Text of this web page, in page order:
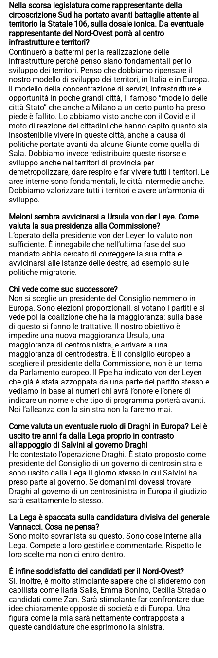
Nella scorsa legislatura come rappresentante della
circoscrizione Sud ha portato avanti battaglie attente al
territorio la Statale 106, sulla dosale ionica. Da eventuale
rappresentante del Nord-Ovest porrà al centro
infrastrutture e territori?
Continuerò a battermi per la realizzazione delle
infrastrutture perché penso siano fondamentali per lo
sviluppo dei territori. Penso che dobbiamo ripensare il
nostro modello di sviluppo dei territori, in Italia e in Europa.
il modello della concentrazione di servizi, infrastrutture e
opportunità in poche grandi città, il famoso “modello delle
città Stato” che anche a Milano a un certo punto ha preso
piede è fallito. Lo abbiamo visto anche con il Covid e il
moto di reazione dei cittadini che hanno capito quanto sia
insostenibile vivere in queste città, anche a causa di
politiche portate avanti da alcune Giunte come quella di
Sala. Dobbiamo invece redistribuire queste risorse e
sviluppo anche nei territori di provincia per
demetropolizzare, dare respiro e far vivere tutti i territori. Le
aree interne sono fondamentali, le città intermedie anche.
Dobbiamo valorizzare tutti i territori e avere un’armonia di
sviluppo.
Meloni sembra avvicinarsi a Ursula von der Leye. Come
valuta la sua presidenza alla Commissione?
L’operato della presidente von der Leyen lo valuto non
sufficiente. È innegabile che nell’ultima fase del suo
mandato abbia cercato di correggere la sua rotta e
avvicinarsi alle istanze delle destre, ad esempio sulle
politiche migratorie.
Chi vede come suo successore?
Non si sceglie un presidente del Consiglio nemmeno in
Europa. Sono elezioni proporzionali, si votano i partiti e si
vede poi la coalizione che ha la maggioranza: sulla base
di questo si fanno le trattative. Il nostro obiettivo è
impedire una nuova maggioranza Ursula, una
maggioranza di centrosinistra, e arrivare a una
maggioranza di centrodestra. È il consiglio europeo a
scegliere il presidente della Commissione, non è un tema
da Parlamento europeo. Il Ppe ha indicato von der Leyen
che già è stata azzoppata da una parte del partito stesso e
vediamo in base ai numeri chi avrà l’onore e l’onere di
indicare un nome e che tipo di programma porterà avanti.
Noi l’alleanza con la sinistra non la faremo mai.
Come valuta un eventuale ruolo di Draghi in Europa? Lei è
uscito tre anni fa dalla Lega proprio in contrasto
all’appoggio di Salvini al governo Draghi
Ho contestato l’operazione Draghi. È stato proposto come
presidente del Consiglio di un governo di centrosinistra e
sono uscito dalla Lega il giorno stesso in cui Salvini ha
preso parte al governo. Se domani mi dovessi trovare
Draghi al governo di un centrosinistra in Europa il giudizio
sarà esattamente lo stesso.
La Lega è spaccata sulla candidatura divisiva del generale
Vannacci. Cosa ne pensa?
Sono molto sovranista su questo. Sono cose interne alla
Lega. Compete a loro gestirle e commentarle. Rispetto le
loro scelte ma non ci entro dentro.
È infine soddisfatto dei candidati per il Nord-Ovest?
Si. Inoltre, è molto stimolante sapere che ci sfideremo con
capilista come Ilaria Salis, Emma Bonino, Cecilia Strada o
candidati come Zan. Sarà stimolante far confrontare due
idee chiaramente opposte di società e di Europa. Una
figura come la mia sarà nettamente contrapposta a
queste candidature che esprimono la sinistra.